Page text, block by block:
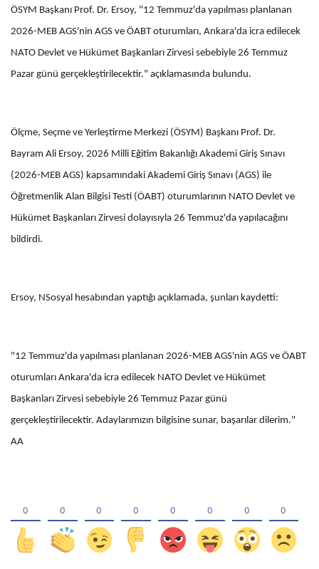
ÖSYM Başkanı Prof. Dr. Ersoy, "12 Temmuz'da yapılması planlanan
2026-MEB AGS'nin AGS ve ÖABT oturumları, Ankara'da icra edilecek
NATO Devlet ve Hükümet Başkanları Zirvesi sebebiyle 26 Temmuz
Pazar günü gerçekleştirilecektir." açıklamasında bulundu.
Ölçme, Seçme ve Yerleştirme Merkezi (ÖSYM) Başkanı Prof. Dr.
Bayram Ali Ersoy, 2026 Milli Eğitim Bakanlığı Akademi Giriş Sınavı
(2026-MEB AGS) kapsamındaki Akademi Giriş Sınavı (AGS) ile
Öğretmenlik Alan Bilgisi Testi (ÖABT) oturumlarının NATO Devlet ve
Hükümet Başkanları Zirvesi dolayısıyla 26 Temmuz'da yapılacağını
bildirdi.
Ersoy, NSosyal hesabından yaptığı açıklamada, şunları kaydetti:
"12 Temmuz'da yapılması planlanan 2026-MEB AGS'nin AGS ve ÖABT
oturumları Ankara'da icra edilecek NATO Devlet ve Hükümet
Başkanları Zirvesi sebebiyle 26 Temmuz Pazar günü
gerçekleştirilecektir. Adaylarımızın bilgisine sunar, başarılar dilerim."
AA